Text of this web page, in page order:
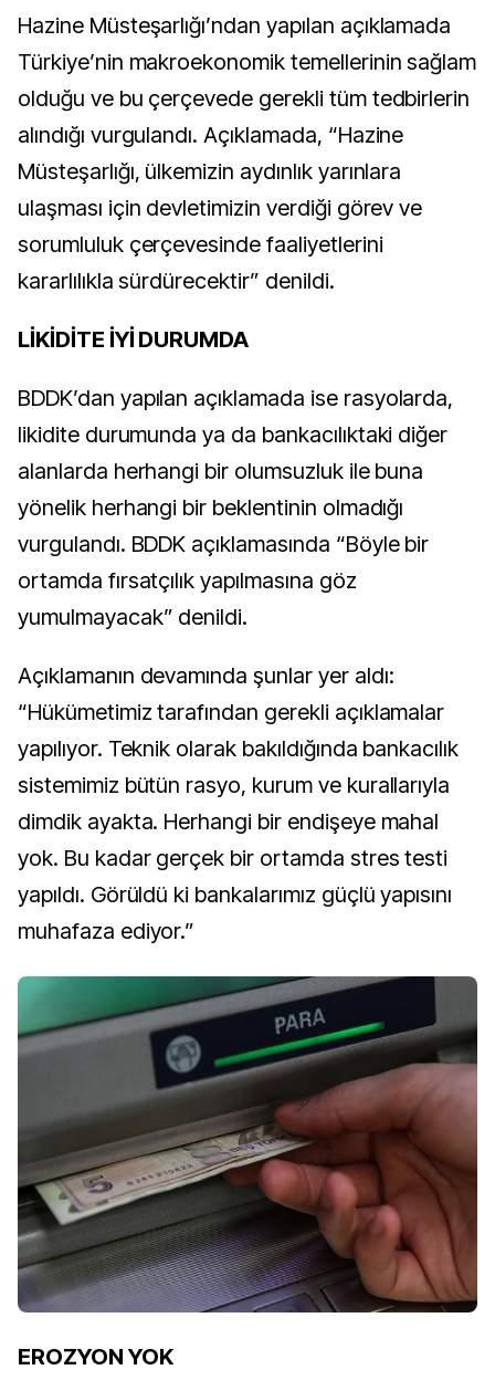
Hazine Müsteşarlığı’ndan yapılan açıklamada
Türkiye’nin makroekonomik temellerinin sağlam
olduğu ve bu çerçevede gerekli tüm tedbirlerin
alındığı vurgulandı. Açıklamada, “Hazine
Müsteşarlığı, ülkemizin aydınlık yarınlara
ulaşması için devletimizin verdiği görev ve
sorumluluk çerçevesinde faaliyetlerini
kararlılıkla sürdürecektir” denildi.
LİKİDİTE İYİ DURUMDA
BDDK’dan yapılan açıklamada ise rasyolarda,
likidite durumunda ya da bankacılıktaki diğer
alanlarda herhangi bir olumsuzluk ile buna
yönelik herhangi bir beklentinin olmadığı
vurgulandı. BDDK açıklamasında “Böyle bir
ortamda fırsatçılık yapılmasına göz
yumulmayacak” denildi.
Açıklamanın devamında şunlar yer aldı:
“Hükümetimiz tarafından gerekli açıklamalar
yapılıyor. Teknik olarak bakıldığında bankacılık
sistemimiz bütün rasyo, kurum ve kurallarıyla
dimdik ayakta. Herhangi bir endişeye mahal
yok. Bu kadar gerçek bir ortamda stres testi
yapıldı. Görüldü ki bankalarımız güçlü yapısını
muhafaza ediyor.”
EROZYON YOK